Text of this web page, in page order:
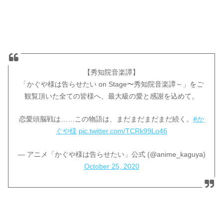
【秀知院音楽譚】
「かぐや様は告らせたい on Stage〜秀知院音楽譚～」をご
観覧頂いた全ての皆様へ、最大級の愛と感謝を込めて。
恋愛頭脳戦は……この物語は、まだまだまだまだ続く。 #か
ぐや様 pic.twitter.com/TCRk99Lo46
— アニメ「かぐや様は告らせたい」公式 (@anime_kaguya)
October 25, 2020